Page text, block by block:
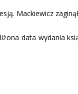
Mackiewicz
data wydania